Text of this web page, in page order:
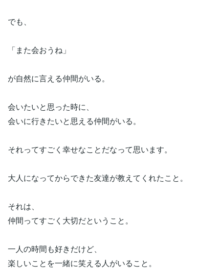
でも、
「また会おうね」
が自然に言える仲間がいる。
会いたいと思った時に、
会いに行きたいと思える仲間がいる。
それってすごく幸せなことだなって思います。
大人になってからできた友達が教えてくれたこと。
それは、
仲間ってすごく大切だということ。
一人の時間も好きだけど、
楽しいことを一緒に笑える人がいること。